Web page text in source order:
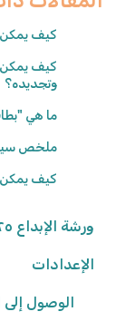
كيف يمكن
كيف يمكن
وتجديده؟
ما هي
ملخص
كيف يمكن
ورشة الإبداع ٢٠٢٥-٢٠٢٦
الإعدادات
الوصول